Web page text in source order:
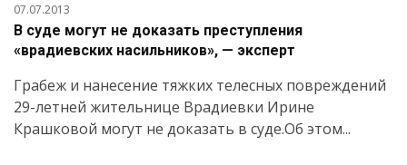
07.07.2013
В суде могут не доказать преступления
«врадиевских насильников», — эксперт
Грабеж и нанесение тяжких телесных повреждений
29-летней жительнице Врадиевки Ирине
Крашковой могут не доказать в суде.Об этом...